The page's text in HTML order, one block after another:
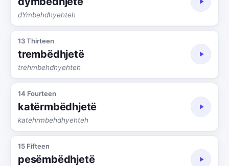
dYmbehdhyehteh
13 Thirteen
trembëdhjetë
trehmbehdhyehteh
14 Fourteen
katërmbëdhjetë
katehrmbehdhyehteh
15 Fifteen
pesëmbëdhjetë